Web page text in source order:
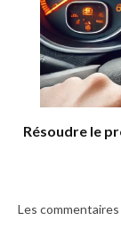
Résoudre le
Les